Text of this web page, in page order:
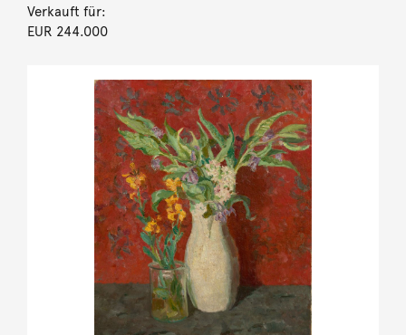
Verkauft für:
EUR 244.000